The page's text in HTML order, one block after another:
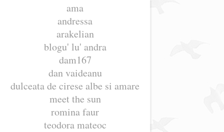
ama
andressa
arakelian
blogu' lu' andra
dam167
dan vaideanu
dulceata de cirese albe si amare
meet the sun
romina faur
teodora mateoc